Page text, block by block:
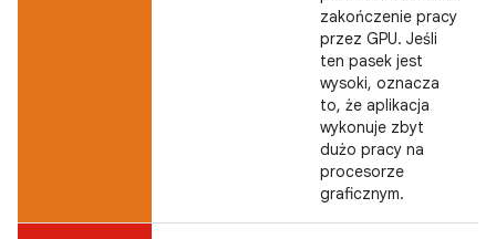
zakończenie pracy
przez GPU. Jeśli
ten pasek jest
wysoki, oznacza
to, że aplikacja
wykonuje zbyt
dużo pracy na
procesorze
graficznym.